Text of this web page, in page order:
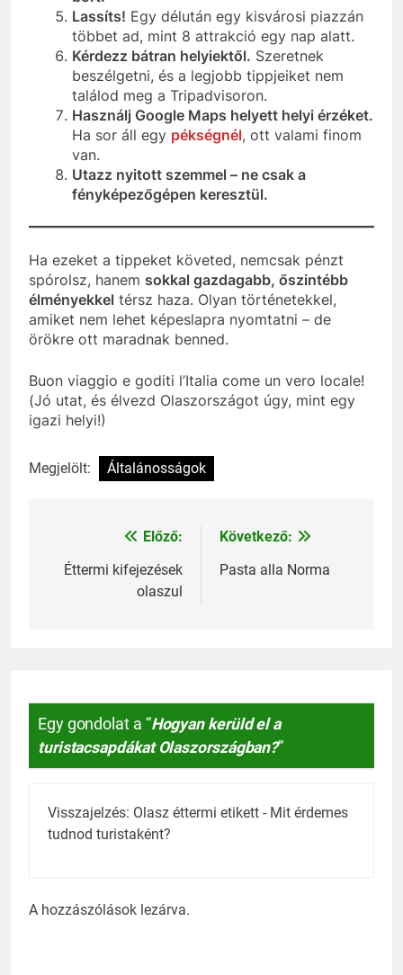
Lassíts! Egy délután egy kisvárosi piazzán
többet ad, mint 8 attrakció egy nap alatt.
Kérdezz bátran helyiektől. Szeretnek
beszélgetni, és a legjobb tippjeiket nem
találod meg a Tripadvisoron.
Használj Google Maps helyett helyi érzéket.
Ha sor áll egy pékségnél, ott valami finom
van.
Utazz nyitott szemmel – ne csak a
fényképezőgépen keresztül.
Ha ezeket a tippeket követed, nemcsak pénzt
spórolsz, hanem sokkal gazdagabb, őszintébb
élményekkel térsz haza. Olyan történetekkel,
amiket nem lehet képeslapra nyomtatni – de
örökre ott maradnak benned.
Buon viaggio e goditi l’Italia come un vero locale!
(Jó utat, és élvezd Olaszországot úgy, mint egy
igazi helyi!)
Megjelölt: Általánosságok
Bejegyzés
navigáció
Előző:
Éttermi kifejezések
olaszul
Következő:
Pasta alla Norma
Egy gondolat a “Hogyan kerüld el a
turistacsapdákat Olaszországban?”
Visszajelzés: Olasz éttermi etikett - Mit érdemes
tudnod turistaként?
A hozzászólások lezárva.